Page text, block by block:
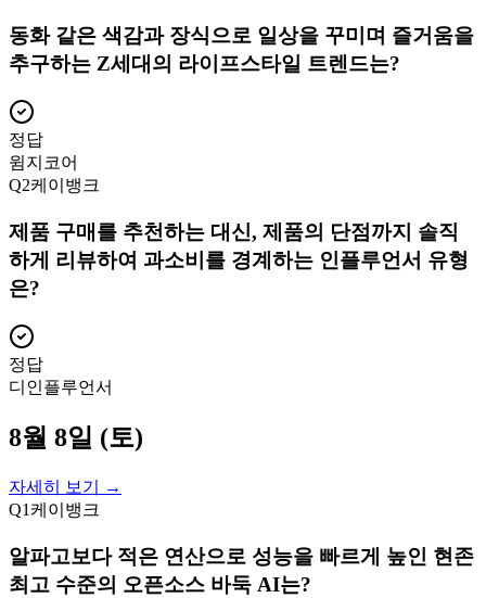
동화 같은 색감과 장식으로 일상을 꾸미며 즐거움을
추구하는 Z세대의 라이프스타일 트렌드는?
정답
윔지코어
Q2케이뱅크
제품 구매를 추천하는 대신, 제품의 단점까지 솔직
하게 리뷰하여 과소비를 경계하는 인플루언서 유형
은?
정답
디인플루언서
8월 8일 (토)
자세히 보기 →
Q1 케이뱅크
알파고보다 적은 연산으로 성능을 빠르게 높인 현존
최고 수준의 오픈소스 바둑 AI는?